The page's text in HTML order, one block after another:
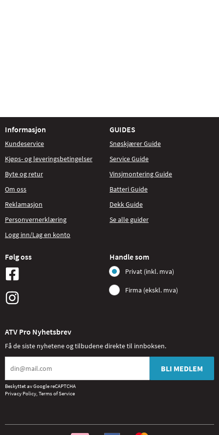
Informasjon
Kundeservice
Kjøps- og leveringsbetingelser
Byte og retur
Om oss
Reklamasjon
Personvernerklæring
Logg inn/Lag en konto
GUIDES
Snøskjærer Guide
Service Guide
Vinsjmontering Guide
Batteri Guide
Dekk Guide
Se alle guider
Følg oss Handle som
Privat (inkl. mva)
Firma (ekskl. mva)
ATV Pro Nyhetsbrev
Få de siste nyhetene og tilbudene direkte til innboksen.
BLI MEDLEM
Beskyttet av Google reCAPTCHA
Privacy Policy, Terms of Service